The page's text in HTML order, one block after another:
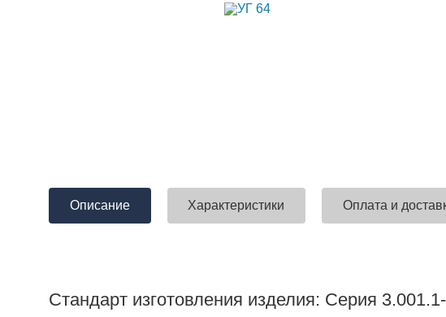
Описание Характеристики Оплата и
Стандарт изготовления изделия: Серия